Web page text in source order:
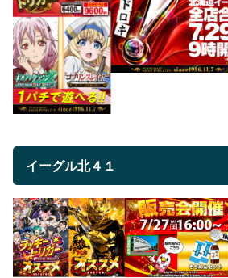
イーグル北４１